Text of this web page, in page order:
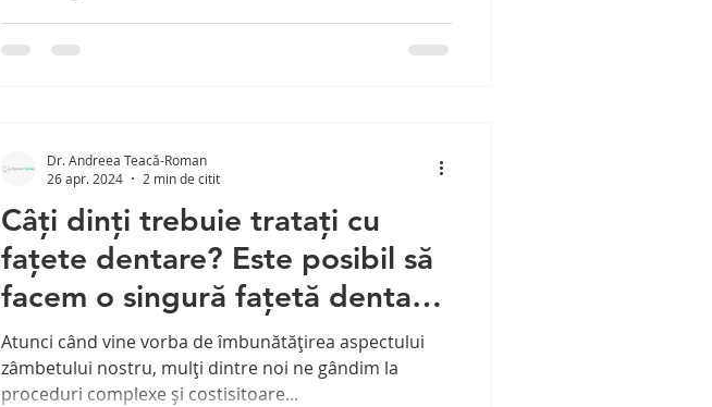
Câți dinți trebuie tratați cu
fațete dentare? Este posibil să
facem o singură fațetă dentară
în loc să aplicăm fațete la toți
dinții?
Atunci când vine vorba de îmbunătățirea aspectului
zâmbetului nostru, mulți dintre noi ne gândim la
proceduri complexe și costisitoare...
Dr. Andreea Teacă-Roman
26 apr. 2024
2 min de citit